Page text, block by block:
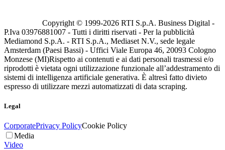
Copyright © 1999-2026 RTI S.p.A. Business Digital -
P.Iva 03976881007 - Tutti i diritti riservati - Per la pubblicità
Mediamond S.p.A. - RTI S.p.A., Mediaset N.V., sede legale
Amsterdam (Paesi Bassi) - Uffici Viale Europa 46, 20093 Cologno
Monzese (MI)Rispetto ai contenuti e ai dati personali trasmessi e/o
riprodotti è vietata ogni utilizzazione funzionale all’addestramento di
sistemi di intelligenza artificiale generativa. È altresì fatto divieto
espresso di utilizzare mezzi automatizzati di data scraping.
Legal
CorporatePrivacy PolicyCookie Policy
Media
Video